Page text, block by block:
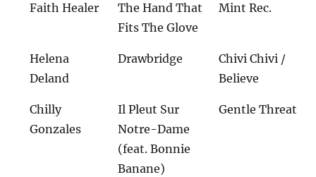
Faith Healer
The Hand That
Fits The Glove
Mint Rec.
Helena
Deland
Drawbridge
Chivi Chivi /
Believe
Chilly
Gonzales
Il Pleut Sur
Notre-Dame
(feat. Bonnie
Banane)
Gentle Threat